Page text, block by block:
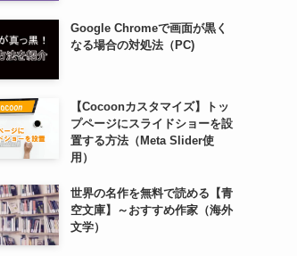
Google Chromeで画面が黒く
なる場合の対処法（PC)
【Cocoonカスタマイズ】トッ
プページにスライドショーを設
置する方法（Meta Slider使
用）
世界の名作を無料で読める【青
空文庫】～おすすめ作家（海外
文学）